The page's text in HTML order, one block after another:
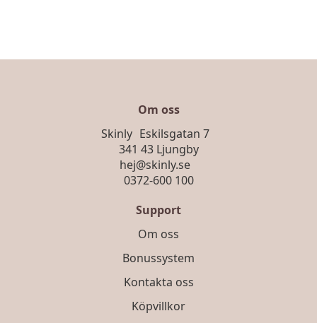
Om oss
Skinly Eskilsgatan 7
341 43 Ljungby
hej@skinly.se
0372-600 100
Support
Om oss
Bonussystem
Kontakta oss
Köpvillkor